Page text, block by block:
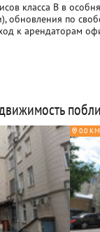
класса B в
обновления по
к арендаторам
0.0 КМ